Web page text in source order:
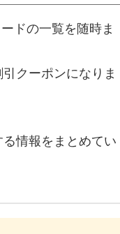
ドの一覧を随時ま
クーポンになりま
情報をまとめてい